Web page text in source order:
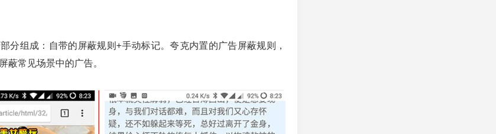
分组成：自带的屏蔽规则+手动标记。夸克内置的广告屏蔽规则，
蔽常见场景中的广告。